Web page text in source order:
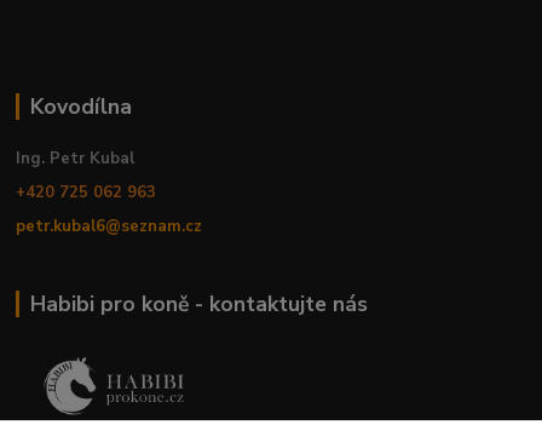
Kovodílna
Ing. Petr Kubal
+420 725 062 963
petr.kubal6@seznam.cz
Habibi pro koně - kontaktujte nás